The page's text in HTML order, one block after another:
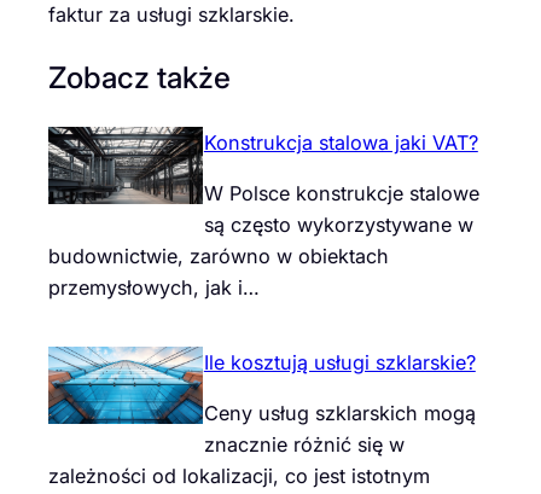
faktur za usługi szklarskie.
Zobacz także
Konstrukcja stalowa jaki VAT?
W Polsce konstrukcje stalowe
są często wykorzystywane w
budownictwie, zarówno w obiektach
przemysłowych, jak i…
Ile kosztują usługi szklarskie?
Ceny usług szklarskich mogą
znacznie różnić się w
zależności od lokalizacji, co jest istotnym